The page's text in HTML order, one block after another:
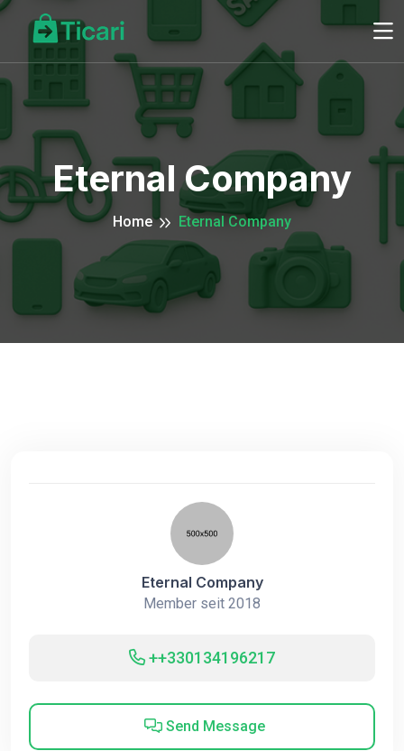
Eternal Company
Home Eternal Company
Eternal Company
Member seit 2018
++330134196217
Send Message